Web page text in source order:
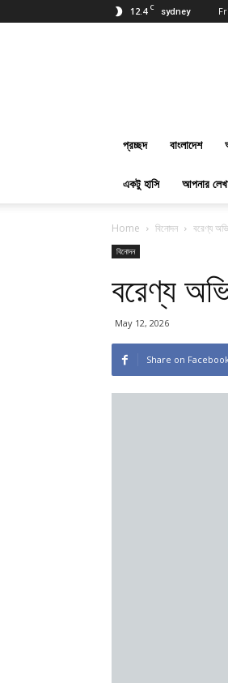
12.4 C sydney
Bangla
প্রচ্ছদ বাংলাদেশ
একটু হাসি আপনার
Home বিনোদন বরেণ্য
বিনোদন
বরেণ্য
May 12, 2026
Share on